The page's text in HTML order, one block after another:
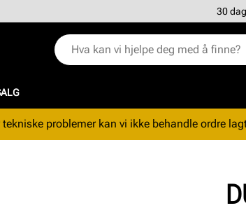
30
tekniske problemer kan vi ikke behandle ordre